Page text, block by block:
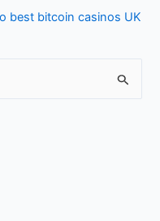
best bitcoin casinos UK